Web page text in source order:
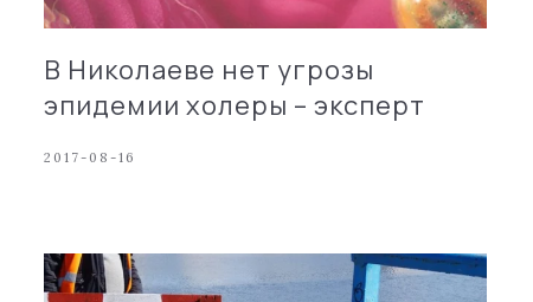
В Николаеве нет угрозы
эпидемии холеры – эксперт
2017-08-16